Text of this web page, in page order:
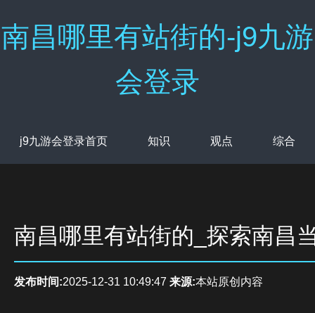
南昌哪里有站街的-j9九游
会登录
j9九游会登录首页 知识 观点 综合
南昌哪里有站街的_探索南昌
发布时间:2025-12-31 10:49:47 来源:本站原创内容